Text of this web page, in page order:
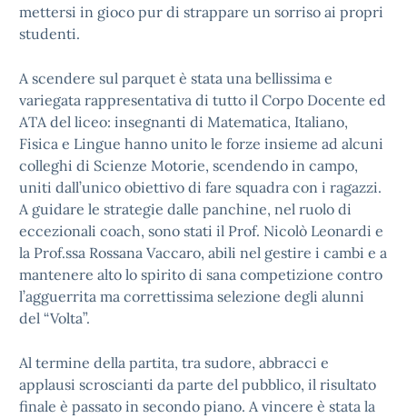
mettersi in gioco pur di strappare un sorriso ai propri
studenti.
A scendere sul parquet è stata una bellissima e
variegata rappresentativa di tutto il Corpo Docente ed
ATA del liceo: insegnanti di Matematica, Italiano,
Fisica e Lingue hanno unito le forze insieme ad alcuni
colleghi di Scienze Motorie, scendendo in campo,
uniti dall’unico obiettivo di fare squadra con i ragazzi.
A guidare le strategie dalle panchine, nel ruolo di
eccezionali coach, sono stati il Prof. Nicolò Leonardi e
la Prof.ssa Rossana Vaccaro, abili nel gestire i cambi e a
mantenere alto lo spirito di sana competizione contro
l’agguerrita ma correttissima selezione degli alunni
del “Volta”.
Al termine della partita, tra sudore, abbracci e
applausi scroscianti da parte del pubblico, il risultato
finale è passato in secondo piano. A vincere è stata la